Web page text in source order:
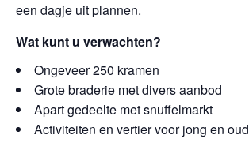
een dagje uit plannen.
Wat kunt u verwachten?
Ongeveer 250 kramen
Grote braderie met divers aanbod
Apart gedeelte met snuffelmarkt
Activiteiten en vertier voor jong en oud